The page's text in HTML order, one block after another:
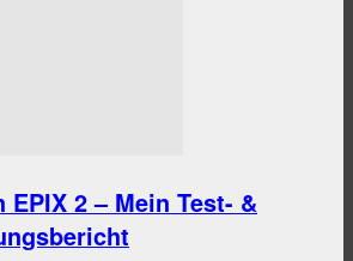
EPIX 2 – Mein Test- &